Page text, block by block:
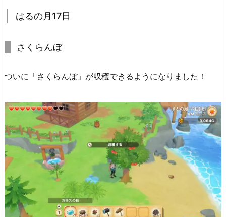
はるの月17日
さくらんぼ
ついに「さくらんぼ」が収穫できるようになりました！